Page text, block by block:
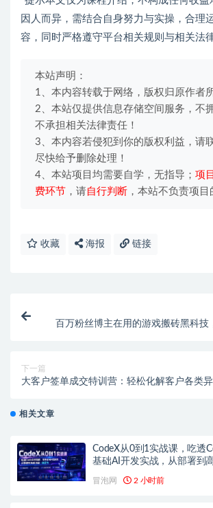
因人而异，需结合自身努力与实操，合理
容，同时严格遵守平台相关规则与相关法
本站声明：
1、本内容转载于网络，版权归原作者
2、本站仅提供信息存储空间服务，不
不承担相关法律责任！
3、本内容若侵犯到你的版权利益，请
尽快给予删除处理！
4、本站项目均需要自学，无指导； 项
费环节 ，请自行判断 ，本站不负责项目
收藏 海报 链接
百万粉丝博主在用的游戏搬砖黑科技
下一篇
大客户签单成交特训营：轻松化解客户各类
相关文章
CodeX从0到1实战课，吃透
基础AI开发实战，从部署到
冒泡网 2 小时前